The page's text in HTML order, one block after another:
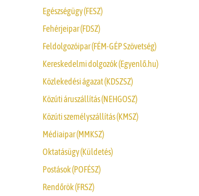
Egészségügy (FESZ)
Fehérjeipar (FDSZ)
Feldolgozóipar (FÉM-GÉP Szövetség)
Kereskedelmi dolgozók (Egyenlő.hu)
Közlekedési ágazat (KDSZSZ)
Közúti áruszállítás (NEHGOSZ)
Közúti személyszállítás (KMSZ)
Médiaipar (MMKSZ)
Oktatásügy (Küldetés)
Postások (POFÉSZ)
Rendőrök (FRSZ)